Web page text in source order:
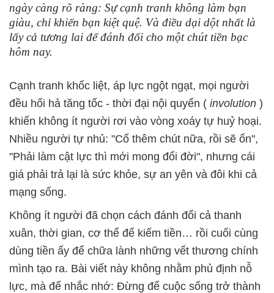
ngày càng rõ ràng: Sự cạnh tranh không làm bạn
giàu, chỉ khiến bạn kiệt quệ. Và điều dại dột nhất là
lấy cả tương lai để đánh đổi cho một chút tiền bạc
hôm nay.
Cạnh tranh khốc liệt, áp lực ngột ngạt, mọi người
đều hối hả tăng tốc - thời đại nội quyển ( involution )
khiến không ít người rơi vào vòng xoáy tự huỷ hoại.
Nhiều người tự nhủ: "Cố thêm chút nữa, rồi sẽ ổn",
"Phải làm cật lực thì mới mong đổi đời", nhưng cái
giá phải trả lại là sức khỏe, sự an yên và đôi khi cả
mạng sống.
Không ít người đã chọn cách đánh đổi cả thanh
xuân, thời gian, cơ thể để kiếm tiền… rồi cuối cùng
dùng tiền ấy để chữa lành những vết thương chính
mình tạo ra. Bài viết này không nhằm phủ định nỗ
lực, mà để nhắc nhớ: Đừng để cuộc sống trở thành